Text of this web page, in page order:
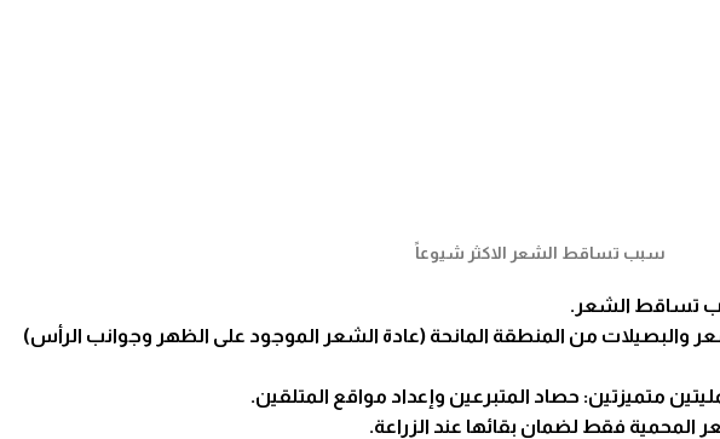
تساقط الشعر.
والبصيلات من المنطقة المانحة (عادة الشعر الموجود على الظهر وجوانب الرأس)
متميزتين: حصاد المتبرعين وإعداد مواقع المتلقين.
فقط لضمان بقائها عند الزراعة.